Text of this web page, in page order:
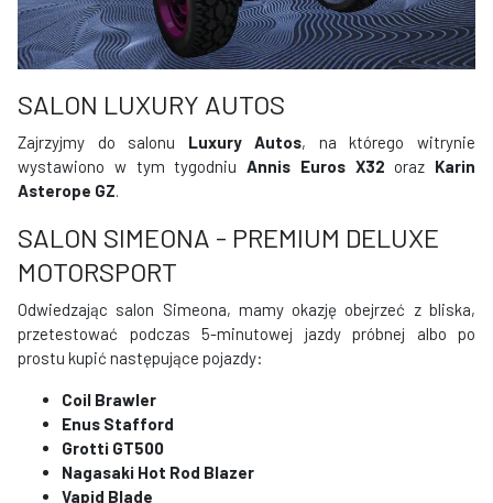
SALON LUXURY AUTOS
Zajrzyjmy do salonu Luxury Autos, na którego witrynie
wystawiono w tym tygodniu Annis Euros X32 oraz Karin
Asterope GZ.
SALON SIMEONA - PREMIUM DELUXE
MOTORSPORT
Odwiedzając salon Simeona, mamy okazję obejrzeć z bliska,
przetestować podczas 5-minutowej jazdy próbnej albo po
prostu kupić następujące pojazdy:
Coil Brawler
Enus Stafford
Grotti GT500
Nagasaki Hot Rod Blazer
Vapid Blade